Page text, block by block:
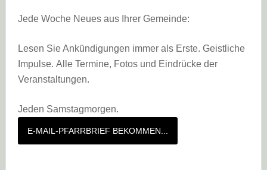
Jede Woche Neues aus Ihrer Gemeinde:
Lesen Sie Ankündigungen immer als Erste. Geistliche
Impulse. Alle Termine, Fotos und Eindrücke der
Veranstaltungen.
Jeden Samstagmorgen.
E-MAIL-PFARRBRIEF BEKOMMEN...